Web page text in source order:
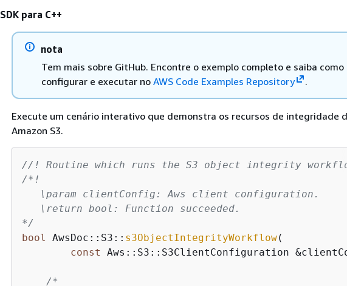
SDK para C++
nota
Tem mais sobre GitHub. Encontre o exemplo completo e saiba como
configurar e executar no AWS Code Examples Repository .
Execute um cenário interativo que demonstra os recursos de integridade
Amazon S3.
//! Routine which runs the S3 object integrity
/*!
   \param clientConfig: Aws client configuration.
   \return bool: Function succeeded.
*/
bool AwsDoc::S3:: s3ObjectIntegrityWorkflow(
const Aws::S3::S3ClientConfiguration
/*